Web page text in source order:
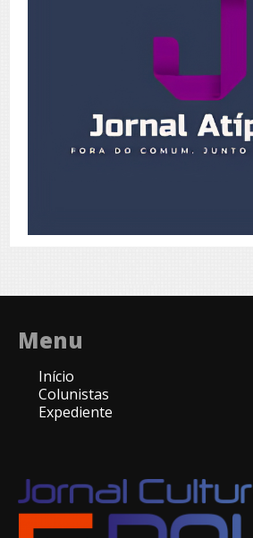
Menu
Início
Colunistas
Expediente